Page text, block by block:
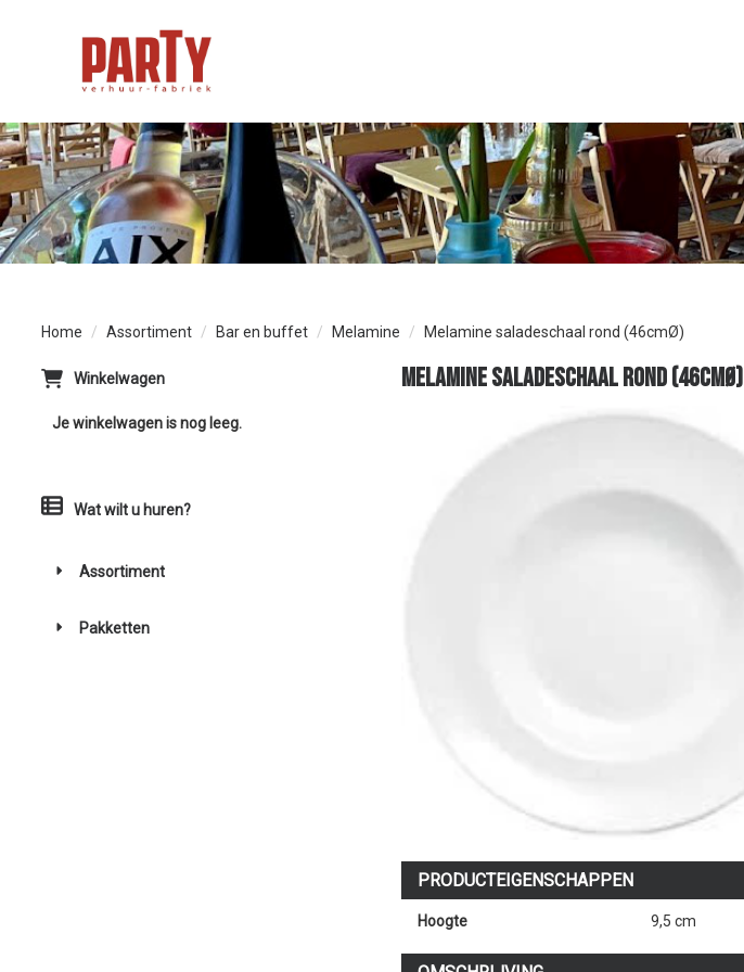
Home Assortiment Bar en buffet Melamine Melamine saladeschaal rond (46cmØ)
Winkelwagen
Je winkelwagen is nog leeg.
Wat wilt u huren?
Assortiment
Pakketten
Melamine saladeschaal rond (46cmØ)
PRODUCTEIGENSCHAPPEN
Hoogte 9,5 cm